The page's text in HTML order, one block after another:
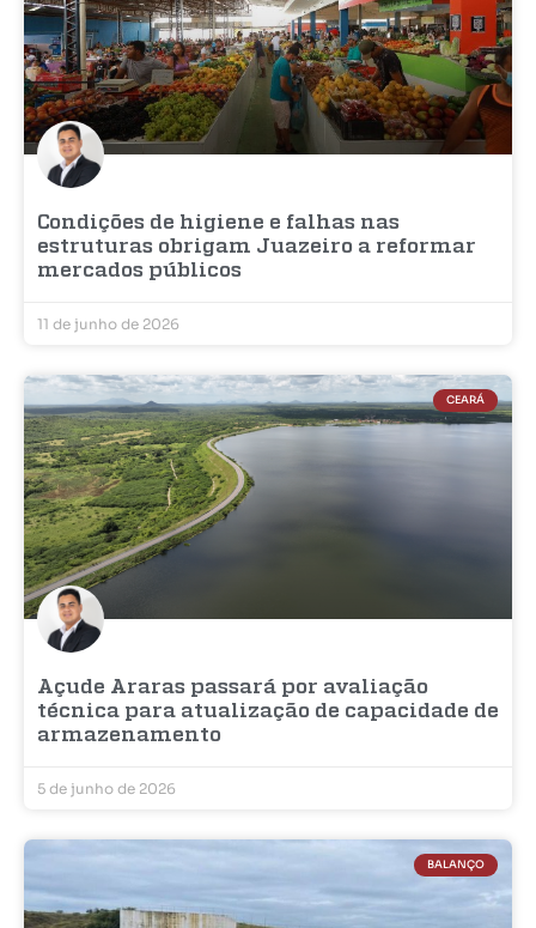
Condições de higiene e falhas nas
estruturas obrigam Juazeiro a reformar
mercados públicos
11 de junho de 2026
CEARÁ
Açude Araras passará por avaliação
técnica para atualização de capacidade de
armazenamento
5 de junho de 2026
BALANÇO